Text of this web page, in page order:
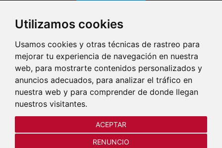
Utilizamos cookies
Usamos cookies y otras técnicas de rastreo para
mejorar tu experiencia de navegación en nuestra
web, para mostrarte contenidos personalizados y
anuncios adecuados, para analizar el tráfico en
nuestra web y para comprender de donde llegan
nuestros visitantes.
ACEPTAR
RENUNCIO